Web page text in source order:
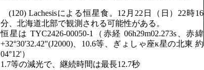
(120) Lachesisによる恒星食。12月22日（日）22時16
分、北海道北部で観測される可能性がある。
恒星は TYC2426-00050-1（赤経 06h29m02.273s、赤緯
+32°30'32.42"(J2000)、10.6等、ぎょしゃ座κ星の北東 約
04°12'）
1.7等の減光で、継続時間は最長12.7秒